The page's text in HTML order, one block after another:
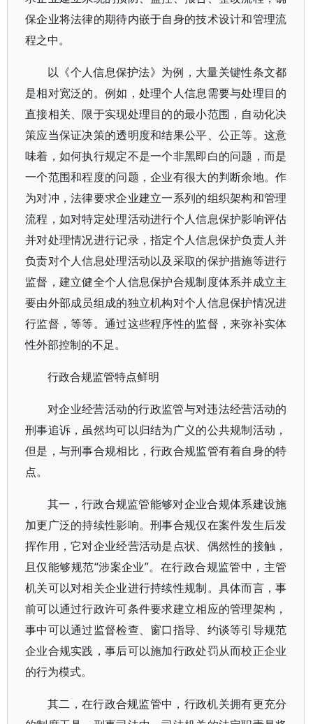
保企业将法律的期待内嵌于自身的技术设计和管理流
程之中。
以《个人信息保护法》为例，大量关键性条文都
是相对宽泛的。例如，处理个人信息需要与处理目的
直接相关、限于实现处理目的的最小范围，自动化决
策应当保证决策的透明度和结果公平、公正等。这意
味着，如何执行规定不是一个非黑即白的问题，而是
一个范围和程度的问题，企业有很大的判断余地。作
为对冲，法律要求企业建立一系列的组织架构和管理
流程，如对特定处理活动进行个人信息保护影响评估
并对处理情况进行记录，指定个人信息保护负责人并
负责对个人信息处理活动以及采取的保护措施等进行
监督，建立健全个人信息保护合规制度体系并成立主
要由外部成员组成的独立机构对个人信息保护情况进
行监督，等等。通过这些程序性的监督，来弥补实体
性外部控制的不足。
行政合规监管特点鲜明
对企业经营活动的行政监管与对违法经营活动的
刑事追诉，虽然均可以归结为广义的公共规制活动，
但是，与刑事合规相比，行政合规监管有着自身的特
点。
其一，行政合规监管能够对企业合规体系建设施
加更广泛的持续性影响。刑事合规仅在案件发生后发
挥作用，它对企业经营活动是点状、偶然性的接触，
且仅能够规范“涉案企业”。在行政合规监管中，主管
机关可以对相关企业进行持续性规制。具体而言，事
前可以通过行政许可条件要求建立相应的管理架构，
事中可以通过监督检查、窗口指导、约谈等引导规范
企业合规实践，事后可以施加行政处罚从而校正企业
的行为模式。
其二，在行政合规监管中，行政机关拥有更充分